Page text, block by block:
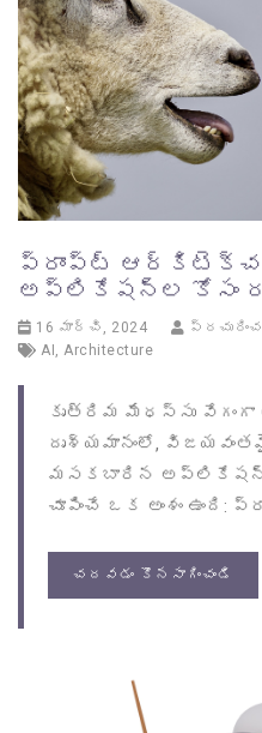
ప్రాంప్ట్
అప్లికేషన్ల కోసం
16 మార్చి, 2024
AI , Architecture
కృత్రిమ మేధస్సు వేగంగా
దృశ్యమానంలో,
మసకబారిన
చూపించే ఒక అంశం
చదవడం కొనసాగించండి